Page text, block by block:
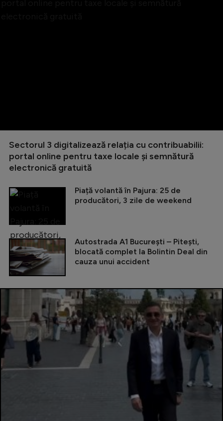
Sectorul 3 digitalizează relația cu contribuabilii:
portal online pentru taxe locale și semnătură
electronică gratuită
Piață volantă în Pajura: 25 de
producători, 3 zile de weekend
Autostrada A1 București – Pitești,
blocată complet la Bolintin Deal din
cauza unui accident